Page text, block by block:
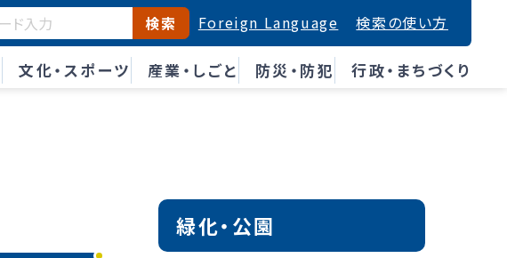
文化・スポーツ 産業・しごと 防災・防犯 行政・まちづくり
検索 Foreign Language 検索の使い方
緑化・公園